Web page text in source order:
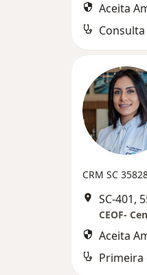
Aceita
CRM SC
Aceita
Primeira